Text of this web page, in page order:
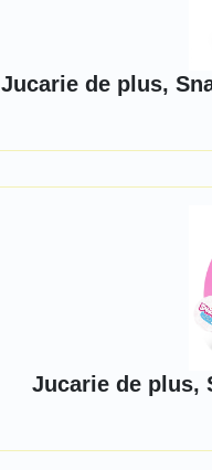
Jucarie de plus,
Jucarie de plus,